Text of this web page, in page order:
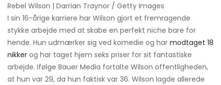
Rebel Wilson | Darrian Traynor / Getty Images
I sin 16-årige karriere har Wilson gjort et fremragende
stykke arbejde med at skabe en perfekt niche bare for
hende. Hun udmærker sig ved komedie og har modtaget 18
nikker og har taget hjem seks priser for sit fantastiske
arbejde. Ifølge Bauer Media fortalte Wilson offentligheden,
at hun var 29, da hun faktisk var 36. Wilson lagde allerede